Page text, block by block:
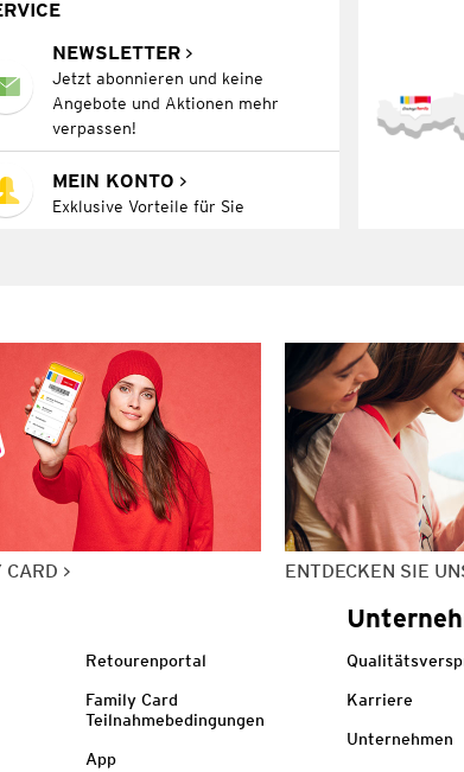
NEWSLETTER
Jetzt abonnieren und keine
Angebote und Aktionen mehr
verpassen!
MEIN KONTO
Exklusive Vorteile für Sie
CARD ENTDECKEN SIE
Retourenportal
Family Card
Teilnahmebedingungen
App
Karriere
Unternehmen